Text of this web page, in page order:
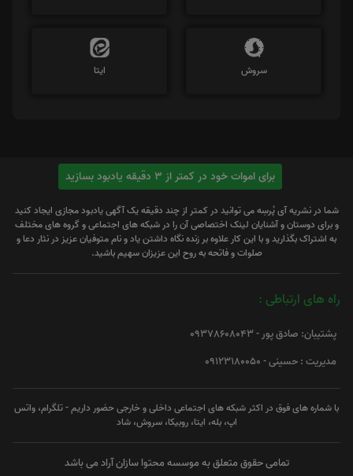
سروش ایتا
برای اموات خود در کمتر از 3 دقیقه یادبود بسازید
شما در نشریه آی پُرسِه می توانید در کمتر از چند دقیقه یک آگهی یادبود مجازی ایجاد کنید
و برای دوستان و آشنایان لینک اختصاصی آن را در شبکه های اجتماعی و گروه های مختلف
به اشتراک بگذارید و با این کار علاوه بر زنده نگاه داشتن یاد و نام متوفیان عزیز در نثار دعا و
صلوات و فاتحه به روح این عزیزان سهیم باشید.
راه های ارتباطی :
پشتیبان: صادق پور - 09378608043
مدیریت : حسینی - 09123180050
با شماره های فوق در اکثر شبکه های اجتماعی داخلی و خارجی حضور داریم - تلگرام، واتس
اپ، بله، ایتا، روبیکا، سروش، شاد
تمامی حقوق متعلق به موسسه محتوا سازان آراد می باشد